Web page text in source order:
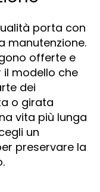
porta con
manutenzione.
offerte e
modello che
dei
o girata
vita più lunga
un
preservare la